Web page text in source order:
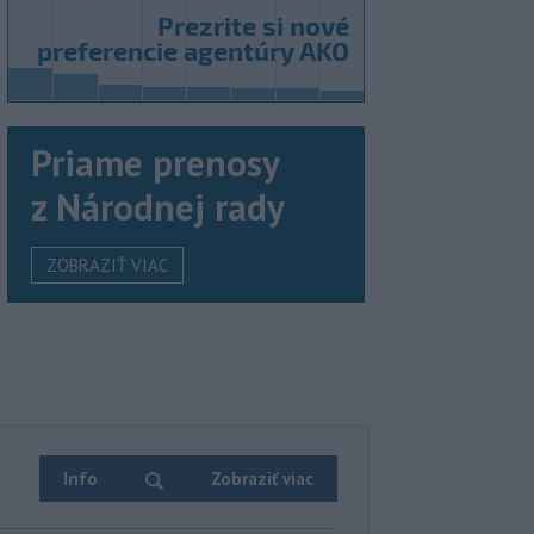
Priame prenosy
z Národnej rady
ZOBRAZIŤ VIAC
Info Zobraziť viac